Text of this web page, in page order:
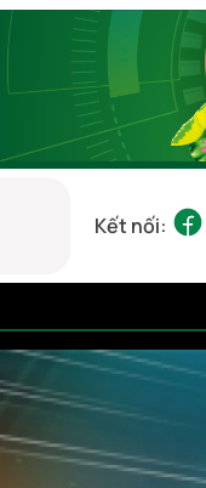
Kết nối: